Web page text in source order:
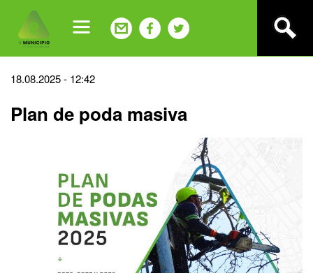
navigation
Back
top
18.08.2025 - 12:42
Plan de poda masiva